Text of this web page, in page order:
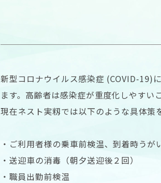
新型コロナウイルス感染症 (COVID-19)
ます。高齢者は感染症が重度化しやす
現在ネスト実籾では以下のような具体策
・ご利用者様の乗車前検温、到着時うが
・送迎車の消毒（朝夕送迎後２回）
・職員出勤前検温